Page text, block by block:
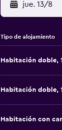
jue. 13/8
Tipo de alojamiento
Habitación doble,
Habitación doble,
Habitación con